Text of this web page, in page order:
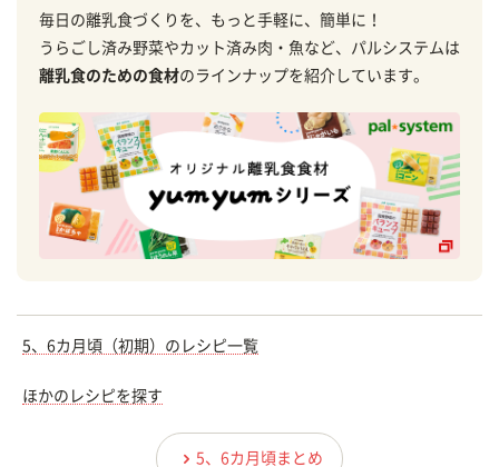
毎日の離乳食づくりを、もっと手軽に、簡単に！
うらごし済み野菜やカット済み肉・魚など、パルシステムは
離乳食のための食材のラインナップを紹介しています。
5、6カ月頃（初期）のレシピ一覧
ほかのレシピを探す
5、6カ月頃まとめ